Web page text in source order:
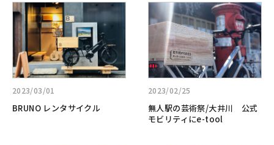
2023/03/01
BRUNO レンタサイクル
詳
し
く
見
る:BRUNO
レ
ン
タ
サ
2023/02/25
無人駅の芸術祭/大井川 公式
モビリティにe-tool
詳
し
く
る:
無
人
駅
の